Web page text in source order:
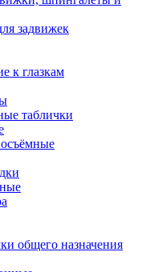
задвижек
к глазкам
таблички
общего назначения